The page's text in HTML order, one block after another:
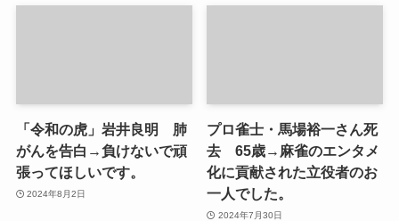
「令和の虎」岩井良明 肺
がんを告白→負けないで頑
張ってほしいです。
2024年8月2日
プロ雀士・馬場裕一さん死
去 65歳→麻雀のエンタメ
化に貢献された立役者のお
一人でした。
2024年7月30日